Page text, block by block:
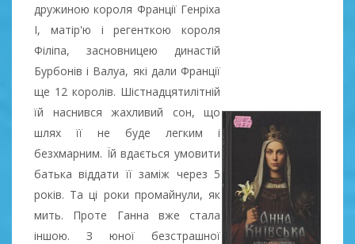
дружиною короля Франції Генріха
І, матір'ю і регенткою короля
Філіпа, засновницею династій
Бурбонів і Валуа, які дали Франції
ще 12 королів. Шістнадцятилітній
їй наснився жахливий сон, що
шлях її не буде легким і
безхмарним. Їй вдається умовити
батька віддати її заміж через 5
років. Та ці роки промайнули, як
мить. Проте Ганна вже стала
іншою. З юної безстрашної